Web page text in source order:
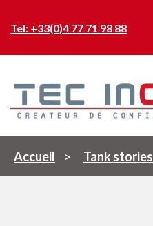
Tel: +33(0)4 77 71 98 88
Accueil > Tank stories